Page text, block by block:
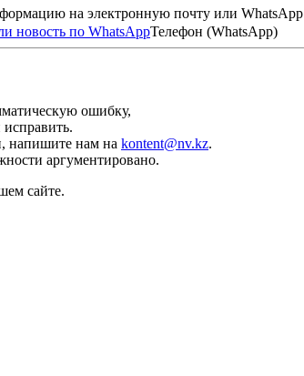
на электронную почту или
Телефон (WhatsApp)
ошибку,
напишите нам на kontent@nv.kz.
аргументировано.
сайте.